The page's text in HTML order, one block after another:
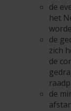
de
het
de
zich
de
de